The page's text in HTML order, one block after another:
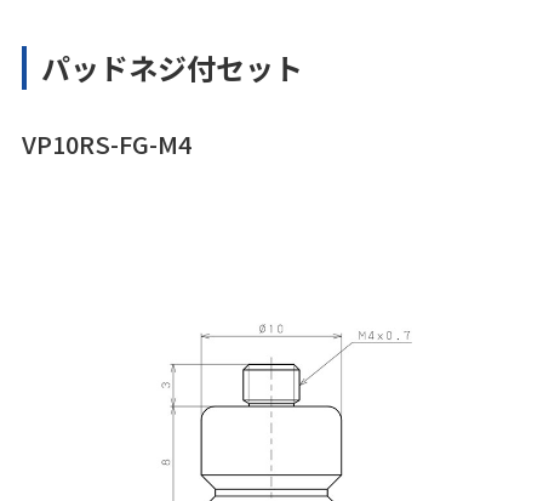
パッドネジ付セット
VP10RS-FG-M4